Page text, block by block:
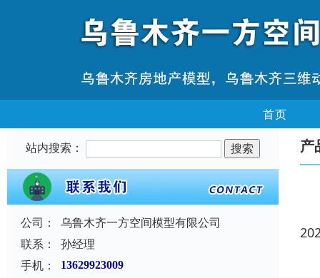
首页
站内搜索：
公司：
乌鲁木齐一方空间模型有限公司
联系：
孙经理
手机：
13629923009
产